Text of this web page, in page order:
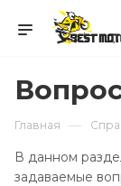
Главная —
В данном
задаваемые